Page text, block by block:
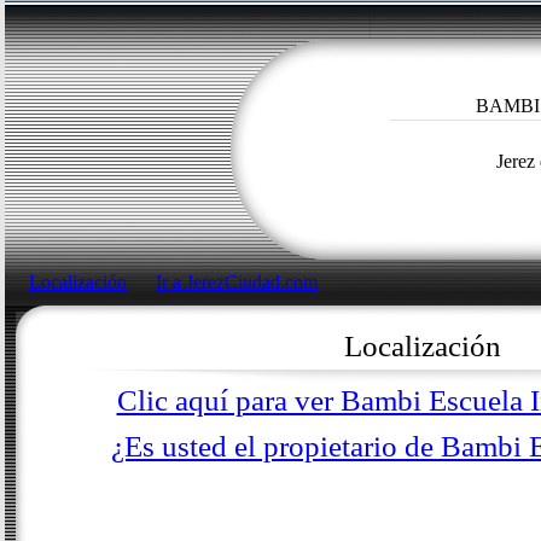
Localización Ir a JerezCiudad.com